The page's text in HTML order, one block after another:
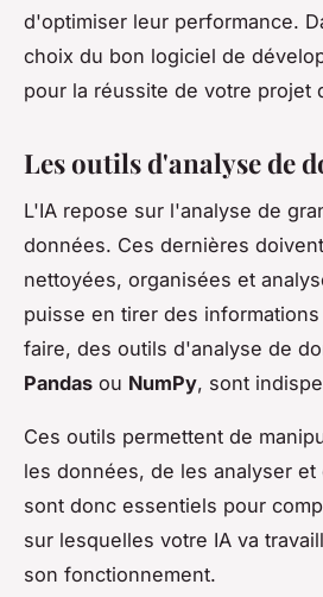
d'optimiser leur performance.
choix du bon logiciel de
pour la réussite de votre projet
Les outils d'analyse de
L'IA repose sur l'analyse de
données. Ces dernières
nettoyées, organisées et
puisse en tirer des
faire, des outils d'analyse de
Pandas ou NumPy, sont
Ces outils permettent de
les données, de les analyser et
sont donc essentiels pour
sur lesquelles votre IA va
son fonctionnement.